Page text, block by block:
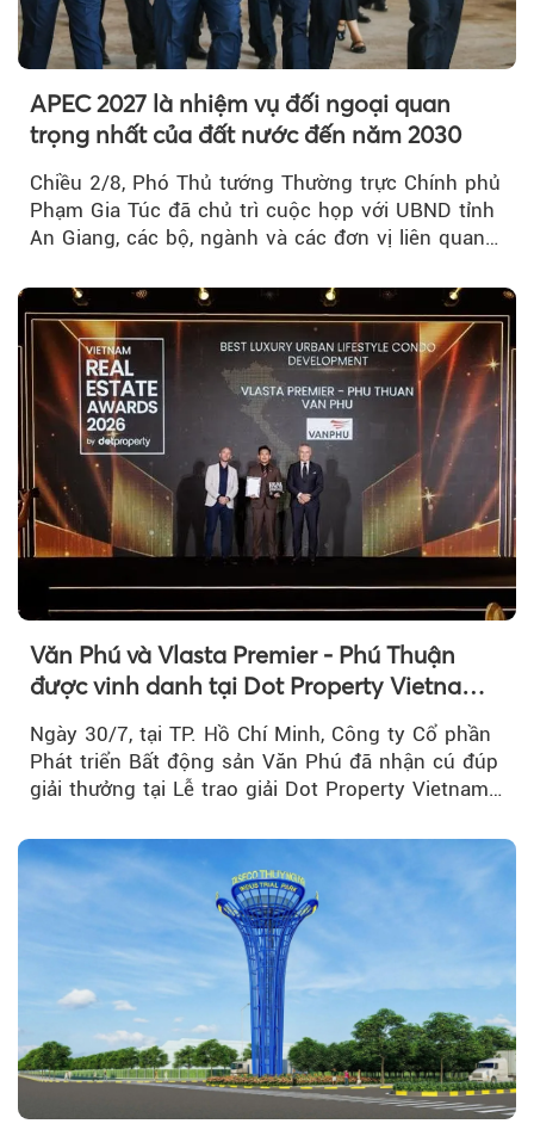
APEC 2027 là nhiệm vụ đối ngoại quan
trọng nhất của đất nước đến năm 2030
Chiều 2/8, Phó Thủ tướng Thường trực Chính phủ
Phạm Gia Túc đã chủ trì cuộc họp với UBND tỉnh
An Giang, các bộ, ngành và các đơn vị liên quan
Văn Phú và Vlasta Premier - Phú Thuận
được vinh danh tại Dot Property Vietnam
Ngày 30/7, tại TP. Hồ Chí Minh, Công ty Cổ phần
Phát triển Bất động sản Văn Phú đã nhận cú đúp
giải thưởng tại Lễ trao giải Dot Property Vietnam